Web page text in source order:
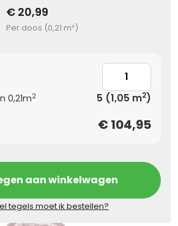
€ 20,99
Per doos (0,21 m²)
0,21m2 5 (1,05 m2)
€ 104,95
aan winkelwagen
tegels moet ik bestellen?